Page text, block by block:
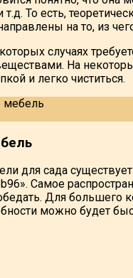
То есть,
на то, из
случаях
На
и легко чиститься.
для сада
Самое
Для большего
можно будет